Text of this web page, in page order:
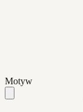
Motyw